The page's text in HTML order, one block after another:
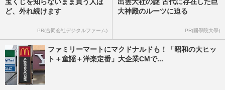
ど、外れ続けます
PR(合同会社デジタルファーム)
大神殿のルーツに迫る
PR(國學院大學)
ファミリーマートにマクドナルドも！「昭和の大ヒッ
ト＋童謡＋洋楽定番」大企業CMで...